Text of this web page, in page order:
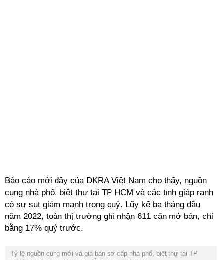
Báo cáo mới đây của DKRA Việt Nam cho thấy, nguồn
cung nhà phố, biệt thự tại TP HCM và các tỉnh giáp ranh
có sự sụt giảm mạnh trong quý. Lũy kế ba tháng đầu
năm 2022, toàn thị trường ghi nhận 611 căn mở bán, chỉ
bằng 17% quý trước.
Tỷ lệ nguồn cung mới và giá bán sơ cấp nhà phố, biệt thự tại TP